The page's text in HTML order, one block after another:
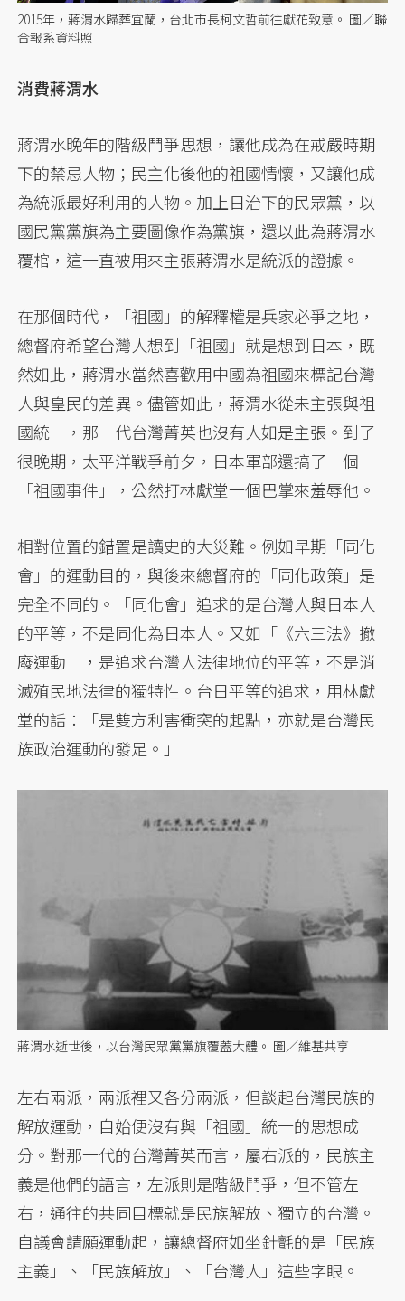
2015年，蔣渭水歸葬宜蘭，台北市長柯文哲前往獻花致意。 圖／聯
合報系資料照
消費蔣渭水
蔣渭水晚年的階級鬥爭思想，讓他成為在戒嚴時期
下的禁忌人物；民主化後他的祖國情懷，又讓他成
為統派最好利用的人物。加上日治下的民眾黨，以
國民黨黨旗為主要圖像作為黨旗，還以此為蔣渭水
覆棺，這一直被用來主張蔣渭水是統派的證據。
在那個時代，「祖國」的解釋權是兵家必爭之地，
總督府希望台灣人想到「祖國」就是想到日本，既
然如此，蔣渭水當然喜歡用中國為祖國來標記台灣
人與皇民的差異。儘管如此，蔣渭水從未主張與祖
國統一，那一代台灣菁英也沒有人如是主張。到了
很晚期，太平洋戰爭前夕，日本軍部還搞了一個
「祖國事件」，公然打林獻堂一個巴掌來羞辱他。
相對位置的錯置是讀史的大災難。例如早期「同化
會」的運動目的，與後來總督府的「同化政策」是
完全不同的。「同化會」追求的是台灣人與日本人
的平等，不是同化為日本人。又如「《六三法》撤
廢運動」，是追求台灣人法律地位的平等，不是消
滅殖民地法律的獨特性。台日平等的追求，用林獻
堂的話：「是雙方利害衝突的起點，亦就是台灣民
族政治運動的發足。」
蔣渭水逝世後，以台灣民眾黨黨旗覆蓋大體。 圖／維基共享
左右兩派，兩派裡又各分兩派，但談起台灣民族的
解放運動，自始便沒有與「祖國」統一的思想成
分。對那一代的台灣菁英而言，屬右派的，民族主
義是他們的語言，左派則是階級鬥爭，但不管左
右，通往的共同目標就是民族解放、獨立的台灣。
自議會請願運動起，讓總督府如坐針氈的是「民族
主義」、「民族解放」、「台灣人」這些字眼。